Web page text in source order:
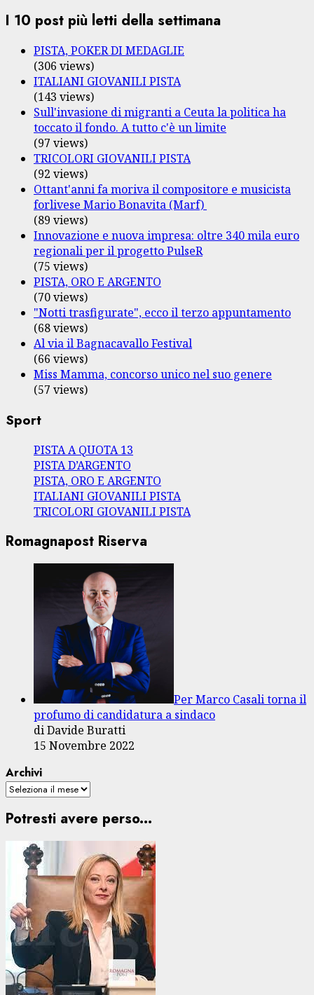
I 10 post più letti della settimana
PISTA, POKER DI MEDAGLIE
(306 views)
ITALIANI GIOVANILI PISTA
(143 views)
Sull'invasione di migranti a Ceuta la politica ha
toccato il fondo. A tutto c'è un limite
(97 views)
TRICOLORI GIOVANILI PISTA
(92 views)
Ottant'anni fa moriva il compositore e musicista
forlivese Mario Bonavita (Marf)
(89 views)
Innovazione e nuova impresa: oltre 340 mila euro
regionali per il progetto PulseR
(75 views)
PISTA, ORO E ARGENTO
(70 views)
"Notti trasfigurate", ecco il terzo appuntamento
(68 views)
Al via il Bagnacavallo Festival
(66 views)
Miss Mamma, concorso unico nel suo genere
(57 views)
Sport
PISTA A QUOTA 13
PISTA D’ARGENTO
PISTA, ORO E ARGENTO
ITALIANI GIOVANILI PISTA
TRICOLORI GIOVANILI PISTA
Romagnapost Riserva
Per Marco Casali torna il
profumo di candidatura a sindaco
di Davide Buratti
15 Novembre 2022
Archivi
Potresti avere perso...